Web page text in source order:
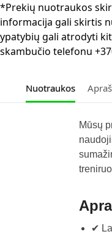
*Prekių nuotraukos
informacija gali skirtis
ypatybių gali atrodyti
skambučio telefonu
Nuotraukos
Mūsų
✔